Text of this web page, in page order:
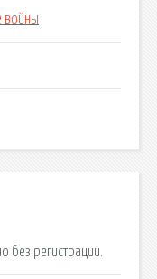
войны
без регистрации.